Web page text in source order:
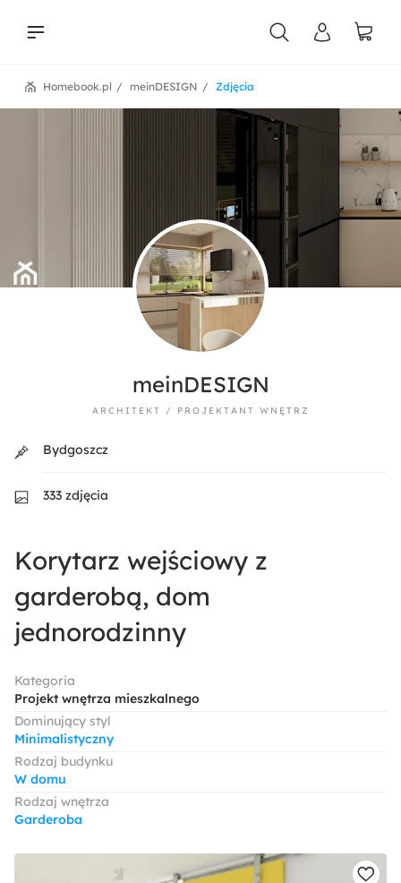
Zdjęcia
meinDESIGN
Homebook.pl
meinDESIGN
ARCHITEKT / PROJEKTANT WNĘTRZ
Bydgoszcz
333 zdjęcia
Korytarz wejściowy z
garderobą, dom
jednorodzinny
Kategoria
Projekt wnętrza mieszkalnego
Dominujący styl
Minimalistyczny
Rodzaj budynku
W domu
Rodzaj wnętrza
Garderoba